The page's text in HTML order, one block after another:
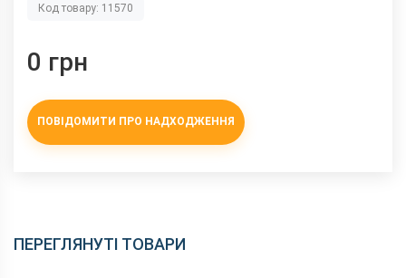
Код товару: 11570
0 грн
ПОВІДОМИТИ ПРО НАДХОДЖЕННЯ
ПЕРЕГЛЯНУТІ ТОВАРИ